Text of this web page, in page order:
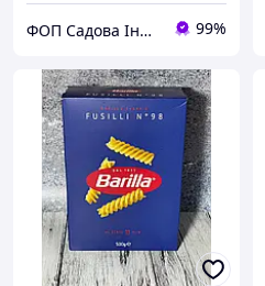
ФОП Садова Інна Віталіївна 99%